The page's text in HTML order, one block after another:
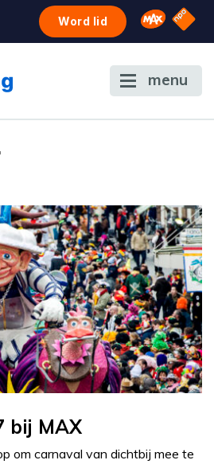
Word lid Omroep
NPO
menu
bij MAX
om carnaval van dichtbij mee te